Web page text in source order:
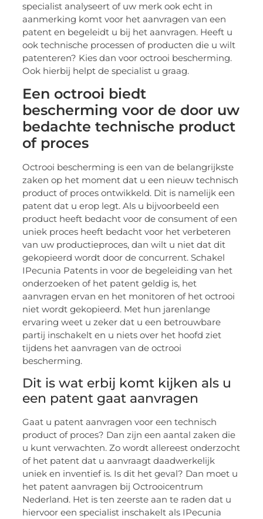
specialist analyseert of uw merk ook echt in
aanmerking komt voor het aanvragen van een
patent en begeleidt u bij het aanvragen. Heeft u
ook technische processen of producten die u wilt
patenteren? Kies dan voor octrooi bescherming.
Ook hierbij helpt de specialist u graag.
Een octrooi biedt
bescherming voor de door uw
bedachte technische product
of proces
Octrooi bescherming is een van de belangrijkste
zaken op het moment dat u een nieuw technisch
product of proces ontwikkeld. Dit is namelijk een
patent dat u erop legt. Als u bijvoorbeeld een
product heeft bedacht voor de consument of een
uniek proces heeft bedacht voor het verbeteren
van uw productieproces, dan wilt u niet dat dit
gekopieerd wordt door de concurrent. Schakel
IPecunia Patents in voor de begeleiding van het
onderzoeken of het patent geldig is, het
aanvragen ervan en het monitoren of het octrooi
niet wordt gekopieerd. Met hun jarenlange
ervaring weet u zeker dat u een betrouwbare
partij inschakelt en u niets over het hoofd ziet
tijdens het aanvragen van de octrooi
bescherming.
Dit is wat erbij komt kijken als u
een patent gaat aanvragen
Gaat u patent aanvragen voor een technisch
product of proces? Dan zijn een aantal zaken die
u kunt verwachten. Zo wordt allereest onderzocht
of het patent dat u aanvraagt daadwerkelijk
uniek en inventief is. Is dit het geval? Dan moet u
het patent aanvragen bij Octrooicentrum
Nederland. Het is ten zeerste aan te raden dat u
hiervoor een specialist inschakelt als IPecunia